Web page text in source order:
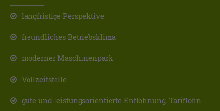
langfristige Perspektive
freundliches Betriebsklima
moderner Maschinenpark
Vollzeitstelle
gute und leistungsorientierte Entlohnung, Tariflohn